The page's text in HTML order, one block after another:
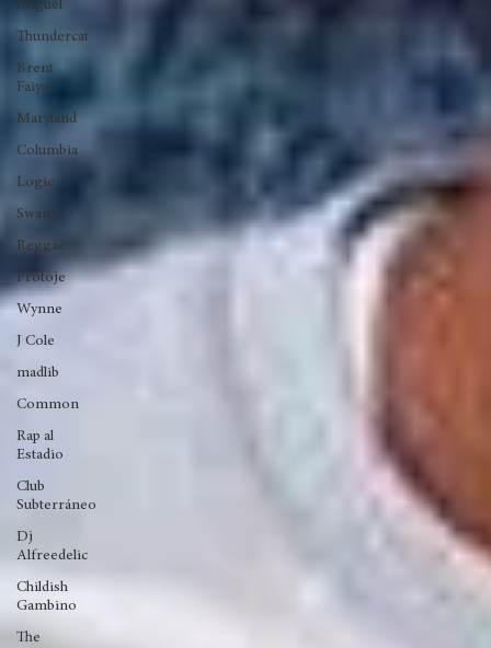
Mac
Miguel
Thundercat
Brent
Maryland
Logic
Swami
Reggae
madlib
Common
Rap al
Estadio
Club
Subterráneo
Dj
Alfreedelic